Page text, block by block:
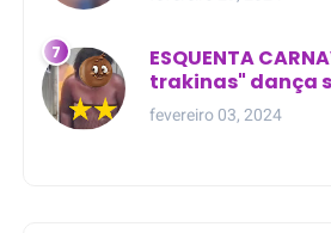
ESQUENTA
trakinas" dança
meio da rua na
fevereiro 03, 2024